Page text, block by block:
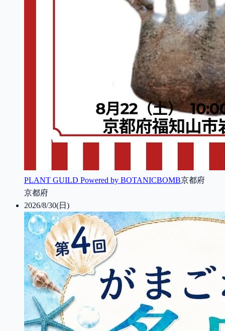
PLANT GUILD Powered by BOTANICBOMB京都府
京都府
2026/8/30(日)